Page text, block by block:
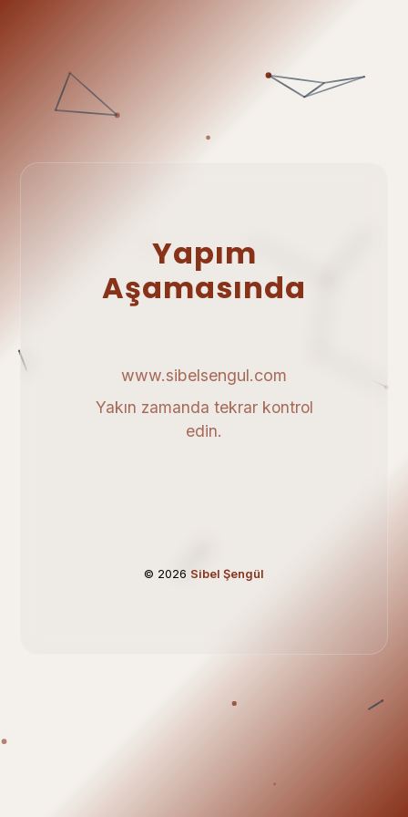
Yapım
Aşamasında
www.sibelsengul.com
Yakın zamanda tekrar kontrol
edin.
© 2026 Sibel Şengül